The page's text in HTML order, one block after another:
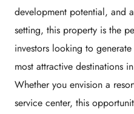
development potential, and
setting, this property is the
investors looking to
most attractive destinations
Whether you envision a
service center, this